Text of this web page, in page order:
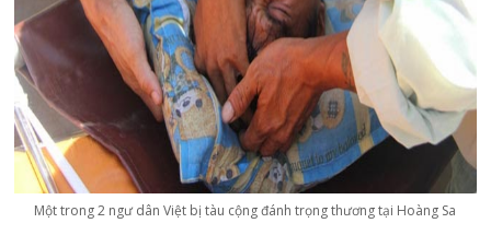
Một trong 2 ngư dân Việt bị tàu cộng đánh trọng thương tại Hoàng Sa